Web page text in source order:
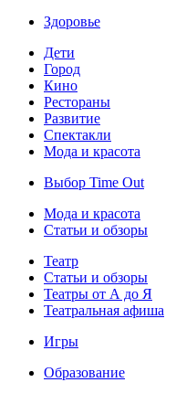
Здоровье
Дети
Город
Кино
Рестораны
Развитие
Спектакли
Мода и красота
Выбор Time Out
Мода и красота
Статьи и обзоры
Театр
Статьи и обзоры
Театры от А до Я
Театральная афиша
Игры
Образование